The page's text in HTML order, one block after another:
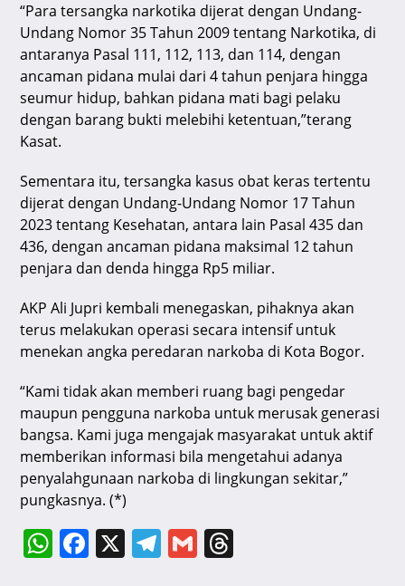
“Para tersangka narkotika dijerat dengan Undang-
Undang Nomor 35 Tahun 2009 tentang Narkotika, di
antaranya Pasal 111, 112, 113, dan 114, dengan
ancaman pidana mulai dari 4 tahun penjara hingga
seumur hidup, bahkan pidana mati bagi pelaku
dengan barang bukti melebihi ketentuan,”terang
Kasat.
Sementara itu, tersangka kasus obat keras tertentu
dijerat dengan Undang-Undang Nomor 17 Tahun
2023 tentang Kesehatan, antara lain Pasal 435 dan
436, dengan ancaman pidana maksimal 12 tahun
penjara dan denda hingga Rp5 miliar.
AKP Ali Jupri kembali menegaskan, pihaknya akan
terus melakukan operasi secara intensif untuk
menekan angka peredaran narkoba di Kota Bogor.
“Kami tidak akan memberi ruang bagi pengedar
maupun pengguna narkoba untuk merusak generasi
bangsa. Kami juga mengajak masyarakat untuk aktif
memberikan informasi bila mengetahui adanya
penyalahgunaan narkoba di lingkungan sekitar,”
pungkasnya. (*)
W F X T G